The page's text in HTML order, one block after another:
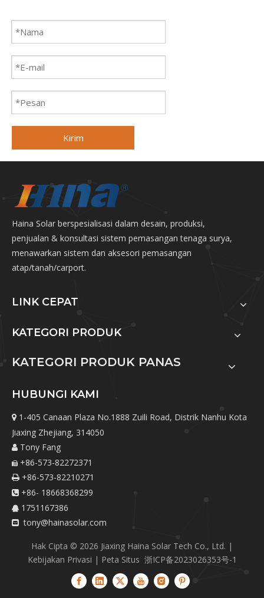
Kirim
Haina Solar berspesialisasi dalam desain, produksi,
penjualan & konsultasi sistem pemasangan tenaga surya,
menawarkan sistem dan aksesori pemasangan
atap/tanah/carport.
LINK CEPAT
KATEGORI PRODUK
KATEGORI PRODUK PANAS
HUBUNGI KAMI
 1-405 Canaan Plaza No.1888 Zuili Road, Distrik Nanhu Kota
Jiaxing Zhejiang, 314050
 Tony Fang
 +86-573-82272371
 +86-573-82210271
 +86- 18668368299
 1751167386
 tony@hainasolar.com
Hak Cipta © 2026 Jiaxing Haina Solar Tech Co., Ltd. |
Kebijakan Privasi | Peta Situs 浙ICP备2023026353号-1